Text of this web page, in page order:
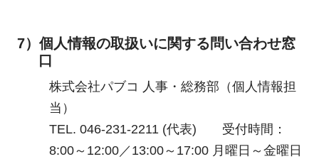
7）個人情報の取扱いに関する問い合わせ窓
口
株式会社パブコ 人事・総務部（個人情報担
当）
TEL. 046-231-2211 (代表) 受付時間：
8:00～12:00／13:00～17:00 月曜日～金曜日